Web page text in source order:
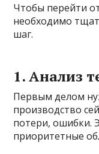
Чтобы перейти
необходимо
шаг.
1. Анализ
Первым делом
производство
потери, ошибки.
приоритетные